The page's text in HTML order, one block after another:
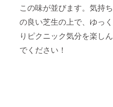
この味が並びます。気持ち
の良い芝生の上で、ゆっく
りピクニック気分を楽しん
でください！